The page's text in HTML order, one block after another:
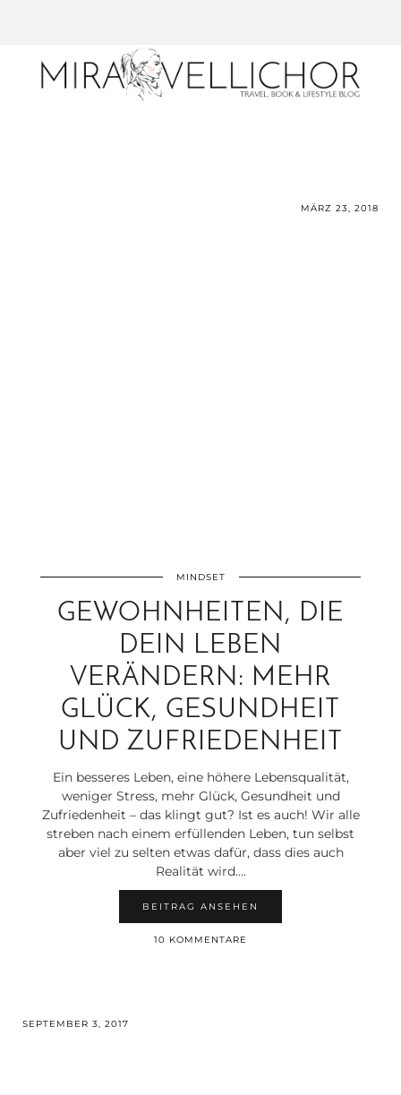
MÄRZ 23, 2018
MINDSET
GEWOHNHEITEN, DIE
DEIN LEBEN
VERÄNDERN: MEHR
GLÜCK, GESUNDHEIT
UND ZUFRIEDENHEIT
Ein besseres Leben, eine höhere Lebensqualität,
weniger Stress, mehr Glück, Gesundheit und
Zufriedenheit – das klingt gut? Ist es auch! Wir alle
streben nach einem erfüllenden Leben, tun selbst
aber viel zu selten etwas dafür, dass dies auch
Realität wird.…
BEITRAG ANSEHEN
10 KOMMENTARE
SEPTEMBER 3, 2017